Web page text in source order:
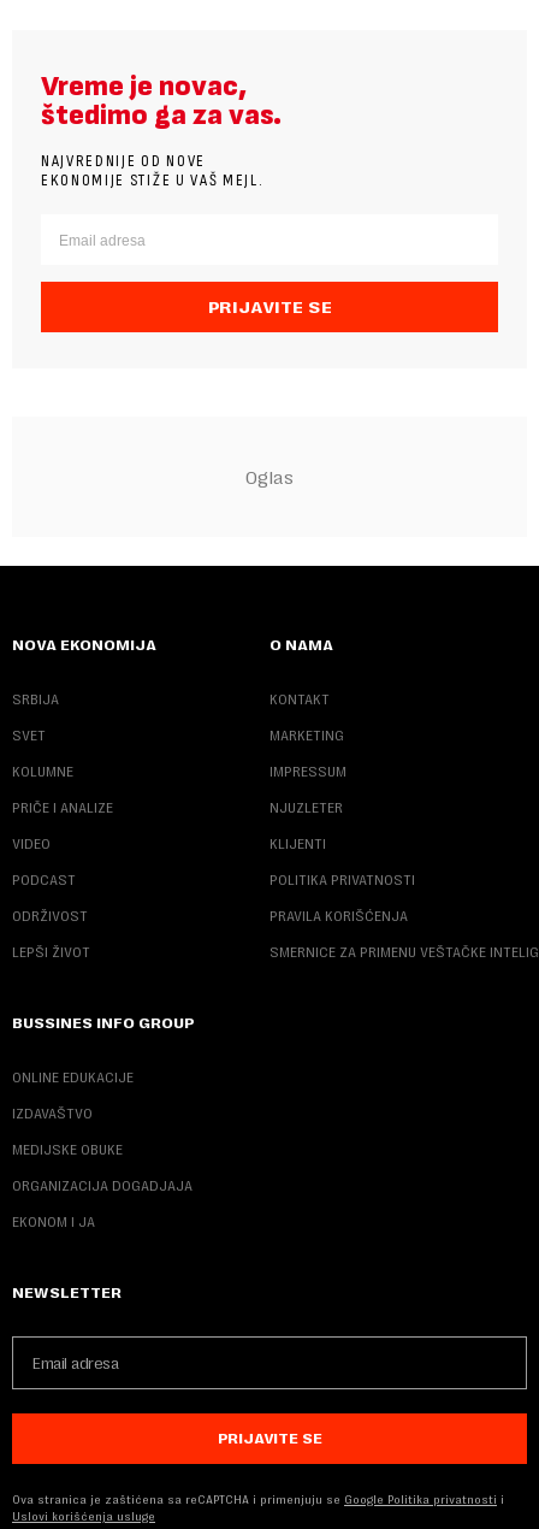
Vreme je novac,
štedimo ga za vas.
NAJVREDNIJE OD NOVE
EKONOMIJE STIŽE U VAŠ MEJL.
PRIJAVITE SE
NOVA EKONOMIJA
SRBIJA
SVET
KOLUMNE
PRIČE I ANALIZE
VIDEO
PODCAST
ODRŽIVOST
LEPŠI ŽIVOT
O NAMA
KONTAKT
MARKETING
IMPRESSUM
NJUZLETER
KLIJENTI
POLITIKA PRIVATNOSTI
PRAVILA KORIŠĆENJA
SMERNICE ZA PRIMENU VEŠTAČKE
BUSSINES INFO GROUP
ONLINE EDUKACIJE
IZDAVAŠTVO
MEDIJSKE OBUKE
ORGANIZACIJA DOGADJAJA
EKONOM I JA
NEWSLETTER
PRIJAVITE SE
Ova stranica je zaštićena sa reCAPTCHA i primenjuju se Google Politika privatnosti i
Uslovi korišćenja usluge